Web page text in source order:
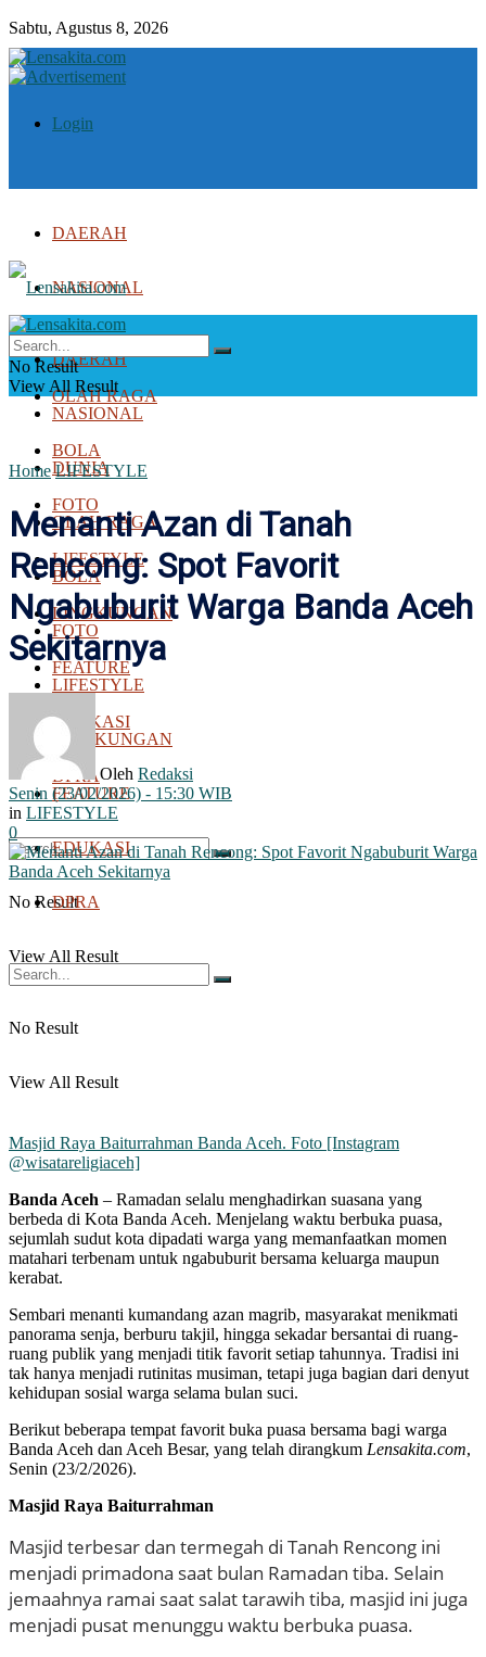
Sabtu, Agustus 8, 2026
Login
DAERAH
NASIONAL
DUNIA
OLAH RAGA
BOLA
FOTO
LIFESTYLE
LINGKUNGAN
FEATURE
EDUKASI
DPRA
No Result
View All Result
DAERAH
NASIONAL
DUNIA
OLAH RAGA
BOLA
FOTO
LIFESTYLE
LINGKUNGAN
FEATURE
EDUKASI
DPRA
No Result
View All Result
No Result
View All Result
Home LIFESTYLE
Menanti Azan di Tanah
Rencong: Spot Favorit
Ngabuburit Warga Banda Aceh
Sekitarnya
Oleh Redaksi
Senin (23/02/2026) - 15:30 WIB
in LIFESTYLE
0
Masjid Raya Baiturrahman Banda Aceh. Foto [Instagram
@wisatareligiaceh]
Banda Aceh – Ramadan selalu menghadirkan suasana yang
berbeda di Kota Banda Aceh. Menjelang waktu berbuka puasa,
sejumlah sudut kota dipadati warga yang memanfaatkan momen
matahari terbenam untuk ngabuburit bersama keluarga maupun
kerabat.
Sembari menanti kumandang azan magrib, masyarakat menikmati
panorama senja, berburu takjil, hingga sekadar bersantai di ruang-
ruang publik yang menjadi titik favorit setiap tahunnya. Tradisi ini
tak hanya menjadi rutinitas musiman, tetapi juga bagian dari denyut
kehidupan sosial warga selama bulan suci.
Berikut beberapa tempat favorit buka puasa bersama bagi warga
Banda Aceh dan Aceh Besar, yang telah dirangkum Lensakita.com,
Senin (23/2/2026).
Masjid Raya Baiturrahman
Masjid terbesar dan termegah di Tanah Rencong ini
menjadi primadona saat bulan Ramadan tiba. Selain
jemaahnya ramai saat salat tarawih tiba, masjid ini juga
menjadi pusat menunggu waktu berbuka puasa.